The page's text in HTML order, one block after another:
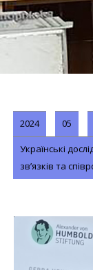
2024 05
Українські
зв’язків та